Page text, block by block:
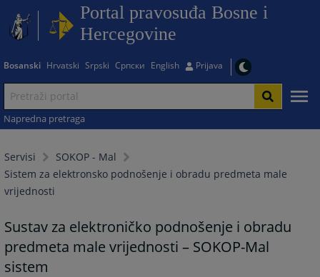
Portal pravosuđa Bosne i
Hercegovine
Bosanski Hrvatski Srpski Српски English Prijava
Napredna pretraga
Servisi
SOKOP - Mal
Sistem za elektronsko podnošenje i obradu predmeta male
vrijednosti
Sustav za elektroničko podnošenje i obradu
predmeta male vrijednosti – SOKOP-Mal
sistem